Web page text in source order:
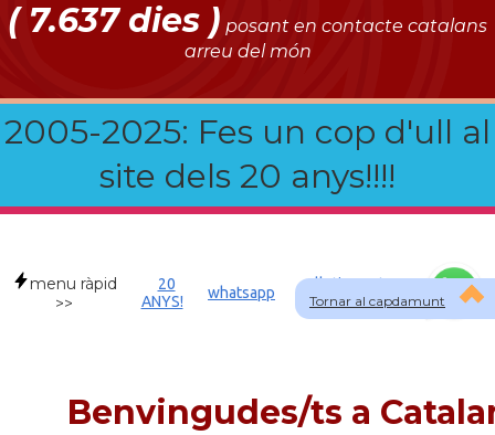
( 7.637 dies ) posant en contacte catalans
arreu del món
2005-2025: Fes un cop d'ull al
site dels 20 anys!!!!
Tornar al capdamunt
menu ràpid
>>
20
ANYS!
whatsapp
Allotjament a
DEU
Benvingudes/ts a